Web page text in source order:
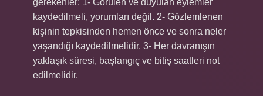
gerekenler: 1- Görülen ve duyulan eylemler
kaydedilmeli, yorumları değil. 2- Gözlemlenen
kişinin tepkisinden hemen önce ve sonra neler
yaşandığı kaydedilmelidir. 3- Her davranışın
yaklaşık süresi, başlangıç ​​ve bitiş saatleri not
edilmelidir.